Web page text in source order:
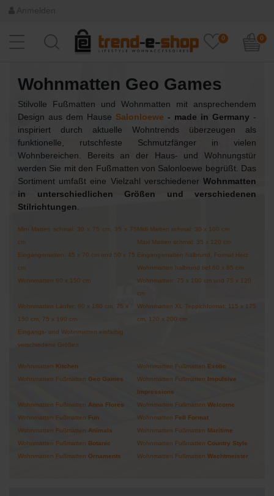
0 0
Wohnmatten Geo Games
Stilvolle Fußmatten und Wohnmatten mit ansprechendem
Design aus dem Hause Salonloewe - made in Germany -
inspiriert durch aktuelle Wohntrends überzeugen als
funktionelle, rutschfeste Schmutzfänger in vielen
Wohnbereichen. Bereits an der Haus- und Wohnungstür
werden Sie mit den Fußmatten von Salonloewe begrüßt. Das
Sortiment umfaßt eine Vielzahl verschiedener Wohnmatten
in unterschiedlichen Größen und verschiedenen
Stilrichtungen
Mini Matten schmal: 30 x 75 cm, 35 x 75
cm
Midi Matten schmal: 30 x 100 cm
Maxi Matten schmal: 35 x 120 cm
Eingangsmatten: 45 x 70 cm und 50 x 75
cm
Eingangsmatten halbrund, Format Herz
Wohnmatten halbrund tief 60 x 85 cm
Wohnmatten 60 x 150 cm
Wohnmatten: 75 x 100 cm und 75 x 120
cm
Wohnmatten Läufer: 60 x 180 cm, 75 x
150 cm, 75 x 190 cm
Wohnmatten XL Teppichformat: 115 x 175
cm, 120 x 200 cm
Eingangs- und Wohnmatten einfarbig
verschiedene Größen
Wohnmatten Kitchen Wohnmatten Fußmatten Exotic
Wohnmatten Fußmatten Geo Games Wohnmatten Fußmatten Impulsive
Impressions
Wohnmatten Fußmatten Anna Flores Wohnmatten Fußmatten Welcome
Wohnmatten Fußmatten Fun Wohnmatten Fell Format
Wohnmatten Fußmatten Animals Wohnmatten Fußmatten Maritime
Wohnmatten Fußmatten Botanic Wohnmatten Fußmatten Country Style
Wohnmatten Fußmatten Ornaments Wohnmatten Fußmatten Wachtmeister